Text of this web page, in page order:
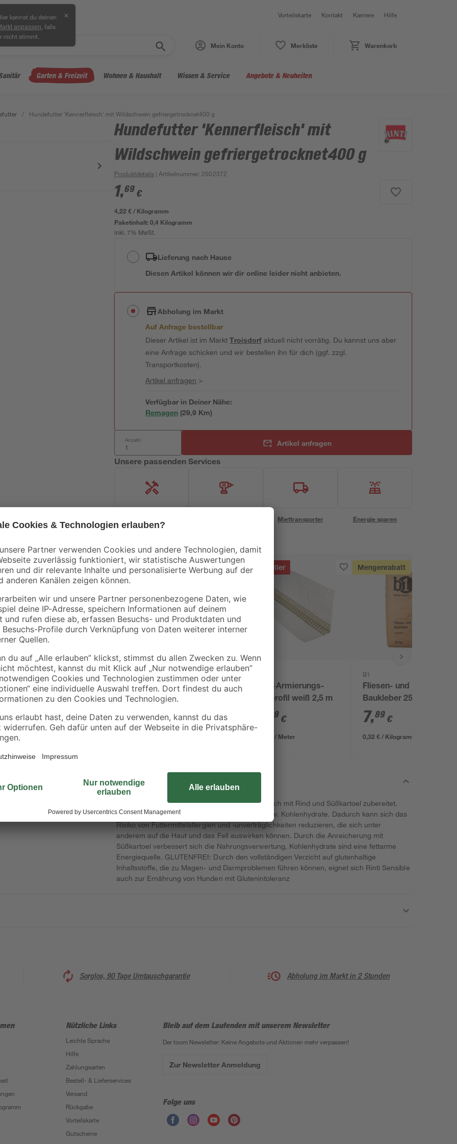
kannst du deinen
anpassen , falls
nicht stimmt.
✕ Vorteilskarte Kontakt Karriere Hilfe
Mein Konto Merkliste Warenkorb
Garten & Freizeit Wohnen & Haushalt Wissen & Service Angebote & Neuheiten
/ Hundefutter 'Kennerfleisch' mit Wildschwein gefriergetrocknet400 g
Hundefutter 'Kennerfleisch' mit
Wildschwein gefriergetrocknet400 g
Produktdetails | Artikelnummer: 2502372
1,69 €
4,22 € / Kilogramm
Paketinhalt:0,4 Kilogramm
inkl. 7% MwSt.
Lieferung nach Hause
Diesen Artikel können wir dir online leider nicht anbieten.
Abholung im Markt
Auf Anfrage bestellbar
Dieser Artikel ist im MarktTroisdorfaktuell nicht vorrätig. Du kannst uns aber
eine Anfrage schicken und wir bestellen ihn für dich (ggf. zzgl.
Transportkosten).
Artikel anfragen >
Verfügbar in Deiner Nähe:
Remagen (29,9 Km)
Anzahl: Artikel anfragen
Unsere passenden Services
Miettransporter Energie sparen
25
Mengenrabatt
Fliesenkleber flexibel
25 kg
17,29€
Mörtelkübel 'Profi
Line' 40 l
5,49 €
Bestseller
PVC-Armierungs-
Eckprofil weiß 2,5 m
99 €
2,00 € / Meter
Mengenrabatt
B1
Fliesen- und
Baukleber 25 kg
7,89 €
0,32 € / Kilogramm
Diese hochwertige Vollnahrung wird ausschließlich mit Rind und Süßkartoel zubereitet.
Keine weiteren Fleisch- oder Getreidesorten, bzw. Kohlenhydrate. Dadurch kann sich das
Risiko von Futtermittelallergien und -unverträglichkeiten reduzieren, die sich unter
anderem auf die Haut und das Fell auswirken können. Durch die Anreicherung mit
Süßkartoel verbessert sich die Nahrungsverwertung, Kohlenhydrate sind eine fettarme
Energiequelle. GLUTENFREI: Durch den vollständigen Verzicht auf glutenhaltige
Inhaltsstoffe, die zu Magen- und Darmproblemen führen können, eignet sich Rinti Sensible
auch zur Ernährung von Hunden mit Glutenintoleranz
Sorglos, 90 Tage Umtauschgarantie Abholung im Markt in 2 Stunden
Nützliche Links
Leichte Sprache
Hilfe
Zahlungsarten
Bestell- & Lieferservices
Versand
Rückgabe
Vorteilskarte
Gutscheine
Bleib auf dem Laufenden mit unserem Newsletter
Der toom Newsletter: Keine Angebote und Aktionen mehr verpassen!
Zur Newsletter Anmeldung
Folge uns